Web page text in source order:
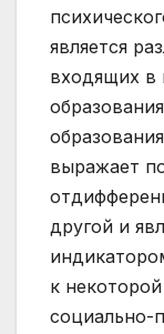
является
входящих в
выражает
другой и
к
социально-